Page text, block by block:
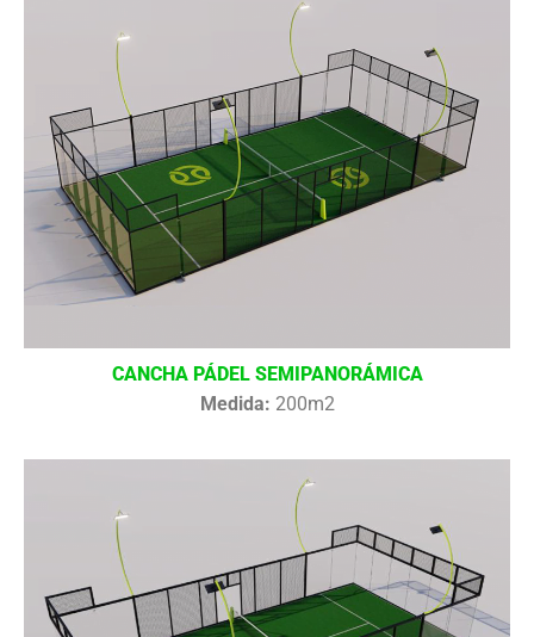
CANCHA PÁDEL SEMIPANORÁMICA
Medida: 200m2